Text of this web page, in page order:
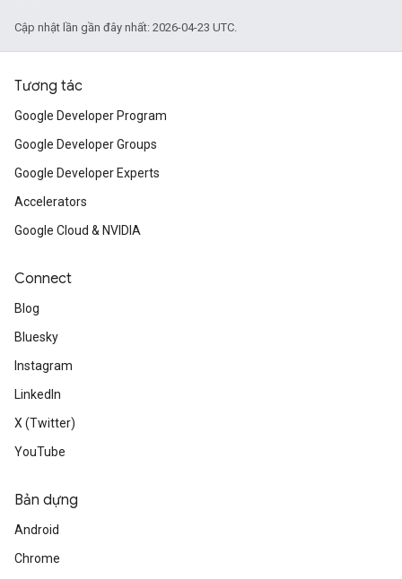
Cập nhật lần gần đây nhất: 2026-04-23 UTC.
Tương tác
Google Developer Program
Google Developer Groups
Google Developer Experts
Accelerators
Google Cloud & NVIDIA
Connect
Blog
Bluesky
Instagram
LinkedIn
X (Twitter)
YouTube
Bản dựng
Android
Chrome